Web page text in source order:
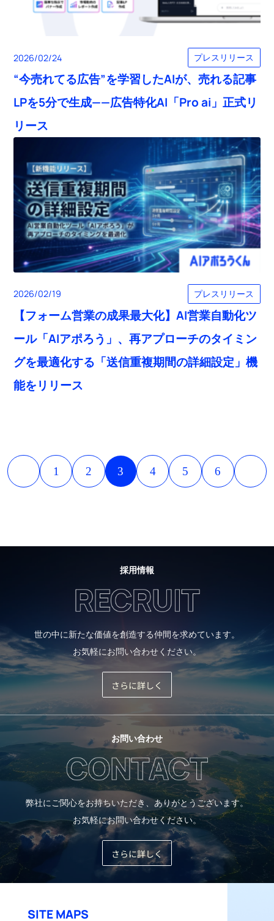
2026/02/24 プレスリリース
“今売れてる広告”を学習したAIが、売れる記事
LPを5分で生成——広告特化AI「Pro ai」正式リ
リース
2026/02/19 プレスリリース
【フォーム営業の成果最大化】AI営業自動化ツ
ール「AIアポろう」、再アプローチのタイミン
グを最適化する「送信重複期間の詳細設定」機
能をリリース
1 2 3 4 5 6
採用情報
世の中に新たな価値を創造する仲間を求めています。
お気軽にお問い合わせください。
さらに詳しく
お問い合わせ
弊社にご関心をお持ちいただき、ありがとうございます。
お気軽にお問い合わせください。
さらに詳しく
SITE MAPS